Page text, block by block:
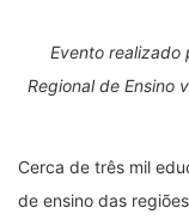
Evento realizado
Regional de Ensino
Cerca de três mil
de ensino das